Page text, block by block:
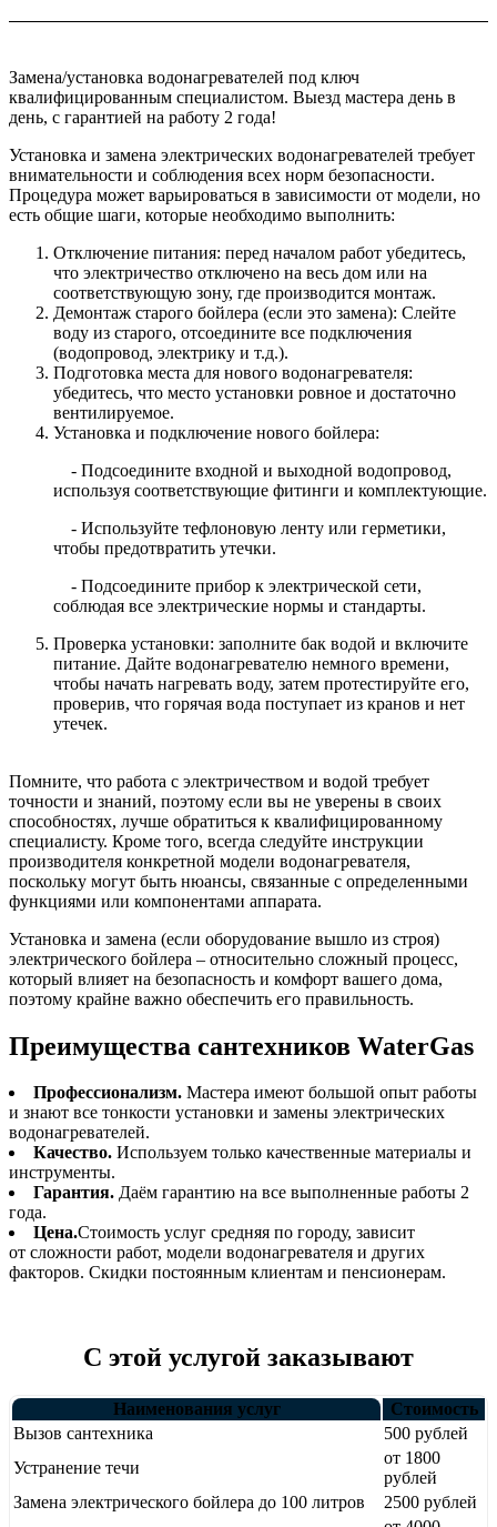
Замена/установка водонагревателей под ключ
квалифицированным специалистом. Выезд мастера день в
день, с гарантией на работу 2 года!
Установка и замена электрических водонагревателей требует
внимательности и соблюдения всех норм безопасности.
Процедура может варьироваться в зависимости от модели, но
есть общие шаги, которые необходимо выполнить:
Отключение питания: перед началом работ убедитесь,
что электричество отключено на весь дом или на
соответствующую зону, где производится монтаж.
Демонтаж старого бойлера (если это замена): Слейте
воду из старого, отсоедините все подключения
(водопровод, электрику и т.д.).
Подготовка места для нового водонагревателя:
убедитесь, что место установки ровное и достаточно
вентилируемое.
Установка и подключение нового бойлера:
- Подсоедините входной и выходной водопровод,
используя соответствующие фитинги и комплектующие.
- Используйте тефлоновую ленту или герметики,
чтобы предотвратить утечки.
- Подсоедините прибор к электрической сети,
соблюдая все электрические нормы и стандарты.
Проверка установки: заполните бак водой и включите
питание. Дайте водонагревателю немного времени,
чтобы начать нагревать воду, затем протестируйте его,
проверив, что горячая вода поступает из кранов и нет
утечек.
Помните, что работа с электричеством и водой требует
точности и знаний, поэтому если вы не уверены в своих
способностях, лучше обратиться к квалифицированному
специалисту. Кроме того, всегда следуйте инструкции
производителя конкретной модели водонагревателя,
поскольку могут быть нюансы, связанные с определенными
функциями или компонентами аппарата.
Установка и замена (если оборудование вышло из строя)
электрического бойлера – относительно сложный процесс,
который влияет на безопасность и комфорт вашего дома,
поэтому крайне важно обеспечить его правильность.
Преимущества сантехников WaterGas
Профессионализм. Мастера имеют большой опыт работы
и знают все тонкости установки и замены электрических
водонагревателей.
Качество. Используем только качественные материалы и
инструменты.
Гарантия. Даём гарантию на все выполненные работы 2
года.
Цена.Стоимость услуг средняя по городу, зависит
от сложности работ, модели водонагревателя и других
факторов. Скидки постоянным клиентам и пенсионерам.
С этой услугой заказывают
Наименования услуг
Стоимость
Вызов сантехника
500 рублей
Устранение течи
от 1800
рублей
Замена электрического бойлера до 100 литров
2500 рублей